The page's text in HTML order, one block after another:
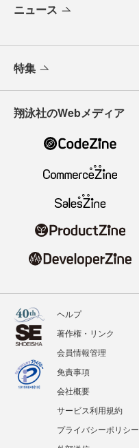
ニュース
特集
翔泳社のWebメディア
ヘルプ
著作権・リンク
会員情報管理
免責事項
会社概要
サービス利用規約
プライバシーポリシー